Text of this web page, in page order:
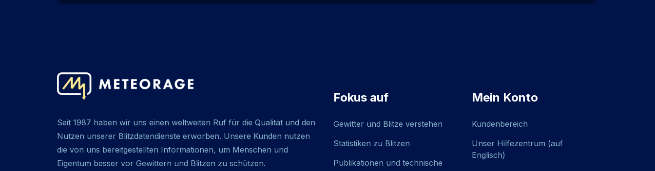
Seit 1987 haben wir uns einen weltweiten Ruf für die Qualität und den
Nutzen unserer Blitzdatendienste erworben. Unsere Kunden nutzen
die von uns bereitgestellten Informationen, um Menschen und
Eigentum besser vor Gewittern und Blitzen zu schützen.
Fokus auf
Gewitter und Blitze verstehen
Statistiken zu Blitzen
Publikationen und technische
Mein Konto
Kundenbereich
Unser Hilfezentrum (auf
Englisch)